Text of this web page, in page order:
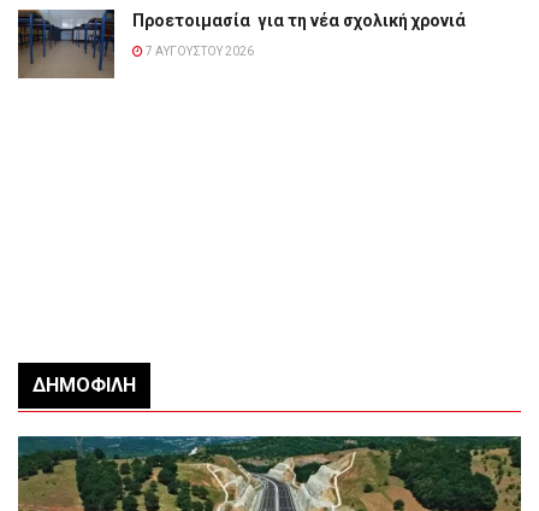
Προετοιμασία για τη νέα σχολική χρονιά
7 ΑΥΓΟΎΣΤΟΥ 2026
ΔΗΜΟΦΙΛΉ